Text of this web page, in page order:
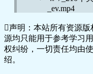
_ev.mp4
_ev.mp4
🎥 8_3PC和
🎥 8_3PC和
声明：本站所有资源
源均只能用于参考学习
权纠纷，一切责任均由
绍。